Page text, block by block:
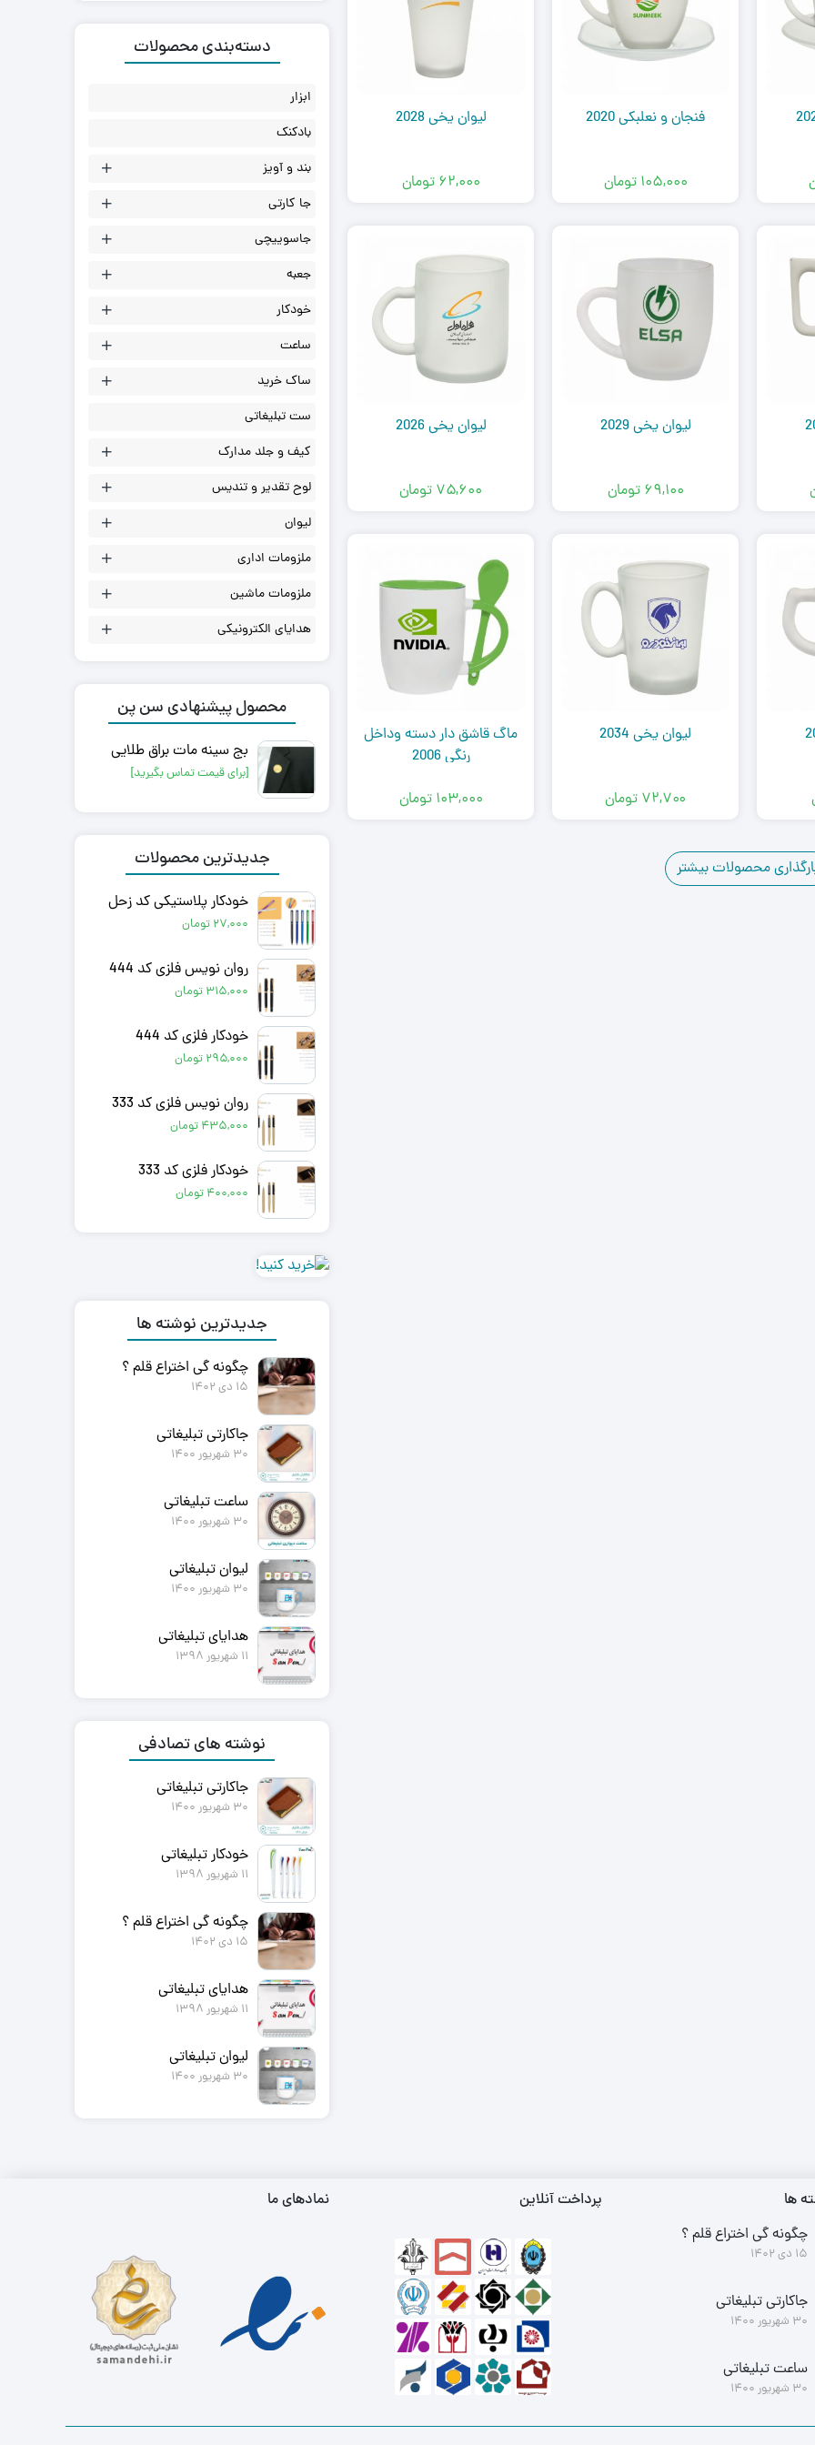
فنجان و نعلبکی 2020
۱۰۵,۰۰۰ تومان
لیوان یخی 2028
۶۲,۰۰۰ تومان
لیوان یخی 2029
۶۹,۱۰۰ تومان
لیوان یخی 2026
۷۵,۶۰۰ تومان
لیوان یخی 2034
۷۲,۷۰۰ تومان
ماگ قاشق دار دسته وداخل
رنگی 2006
۱۰۳,۰۰۰ تومان
محصولات بیشتر
دسته‌بندی محصولات
ابزار
بادکنک
بند و آویز
جا کارتی
جاسوییچی
جعبه
خودکار
ساعت
ساک خرید
ست تبلیغاتی
کیف و جلد مدارک
لوح تقدیر و تندیس
لیوان
ملزومات اداری
ملزومات ماشین
هدایای الکترونیکی
محصول پیشنهادی سن پن
بج سینه مات براق طلایی
[برای قیمت تماس بگیرید]
جدیدترین محصولات
خودکار پلاستیکی کد زحل
۲۷,۰۰۰ تومان
روان نویس فلزی کد 444
۳۱۵,۰۰۰ تومان
خودکار فلزی کد 444
۲۹۵,۰۰۰ تومان
روان نویس فلزی کد 333
۴۳۵,۰۰۰ تومان
خودکار فلزی کد 333
۴۰۰,۰۰۰ تومان
جدیدترین نوشته ها
چگونه گی اختراع قلم ؟
15 دی 1402
جاکارتی تبلیغاتی
30 شهریور 1400
ساعت تبلیغاتی
30 شهریور 1400
لیوان تبلیغاتی
30 شهریور 1400
هدایای تبلیغاتی
11 شهریور 1398
نوشته های تصادفی
جاکارتی تبلیغاتی
30 شهریور 1400
خودکار تبلیغاتی
11 شهریور 1398
چگونه گی اختراع قلم ؟
15 دی 1402
هدایای تبلیغاتی
11 شهریور 1398
لیوان تبلیغاتی
30 شهریور 1400
ها
چگونه گی اختراع قلم ؟
15 دی 1402
جاکارتی تبلیغاتی
30 شهریور 1400
ساعت تبلیغاتی
30 شهریور 1400
پرداخت آنلاین نمادهای ما